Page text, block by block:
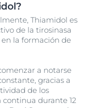
Thiamidol es
de la tirosinasa
la formación de
a notarse
gracias a
de los
continua durante 12